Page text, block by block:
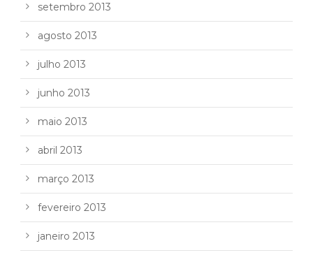
setembro 2013
agosto 2013
julho 2013
junho 2013
maio 2013
abril 2013
março 2013
fevereiro 2013
janeiro 2013